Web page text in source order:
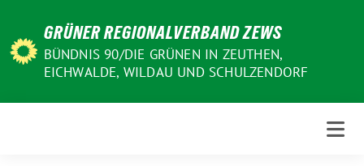
Inhalt
GRÜNER REGIONALVERBAND ZEWS
BÜNDNIS 90/DIE GRÜNEN IN ZEUTHEN,
EICHWALDE, WILDAU UND SCHULZENDORF